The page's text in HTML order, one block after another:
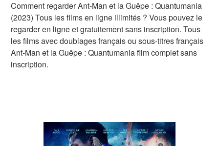
Comment regarder Ant-Man et la Guêpe : Quantumania
(2023) Tous les films en ligne illimités ? Vous pouvez le
regarder en ligne et gratuitement sans inscription. Tous
les films avec doublages français ou sous-titres français
Ant-Man et la Guêpe : Quantumania film complet sans
inscription.